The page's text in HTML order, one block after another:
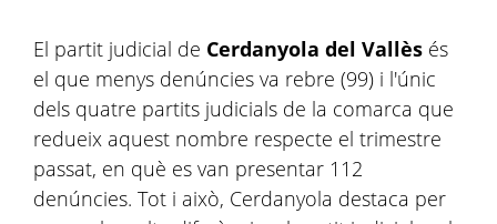
El partit judicial de Cerdanyola del Vallès és
el que menys denúncies va rebre (99) i l'únic
dels quatre partits judicials de la comarca que
redueix aquest nombre respecte el trimestre
passat, en què es van presentar 112
denúncies. Tot i això, Cerdanyola destaca per